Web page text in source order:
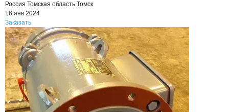
Россия Томская область Томск
16 янв 2024
Заказать